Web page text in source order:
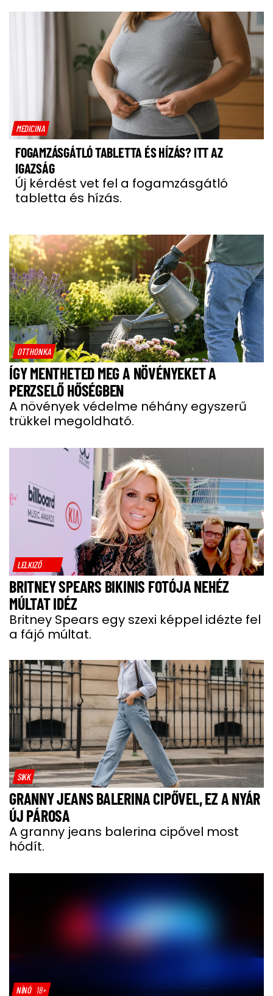
MEDICINA
FOGAMZÁSGÁTLÓ TABLETTA ÉS HÍZÁS? ITT AZ
IGAZSÁG
Új kérdést vet fel a fogamzásgátló
tabletta és hízás.
OTTHONKA
ÍGY MENTHETED MEG A NÖVÉNYEKET A
PERZSELŐ HŐSÉGBEN
A növények védelme néhány egyszerű
trükkel megoldható.
LELKIZŐ
BRITNEY SPEARS BIKINIS FOTÓJA NEHÉZ
MÚLTAT IDÉZ
Britney Spears egy szexi képpel idézte fel
a fájó múltat.
SIKK
GRANNY JEANS BALERINA CIPŐVEL, EZ A NYÁR
ÚJ PÁROSA
A granny jeans balerina cipővel most
hódít.
NÍNÓ 18+